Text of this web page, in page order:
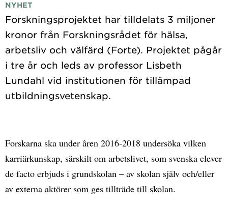
NYHET
Forskningsprojektet har tilldelats 3 miljoner
kronor från Forskningsrådet för hälsa,
arbetsliv och välfärd (Forte). Projektet pågår
i tre år och leds av professor Lisbeth
Lundahl vid institutionen för tillämpad
Forskarna ska under åren 2016-2018 undersöka vilken
karriärkunskap, särskilt om arbetslivet, som svenska elever
de facto erbjuds i grundskolan – av skolan själv och/eller
av externa aktörer som ges tillträde till skolan.